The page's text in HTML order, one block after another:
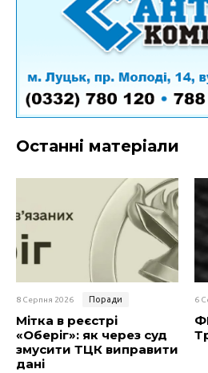
Останні матеріали
8 Серпня 2026 Поради
Мітка в реєстрі
«Оберіг»: як через суд
змусити ТЦК виправити
дані
6